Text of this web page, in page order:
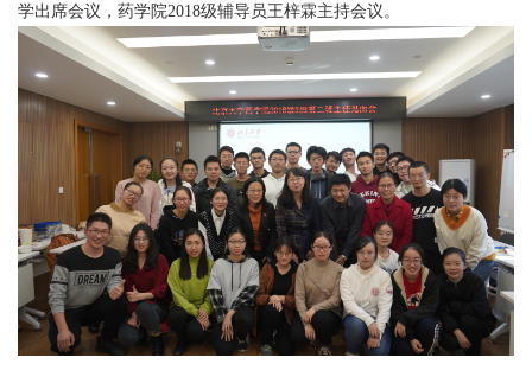
学出席会议，药学院2018级辅导员王梓霖主持会议。